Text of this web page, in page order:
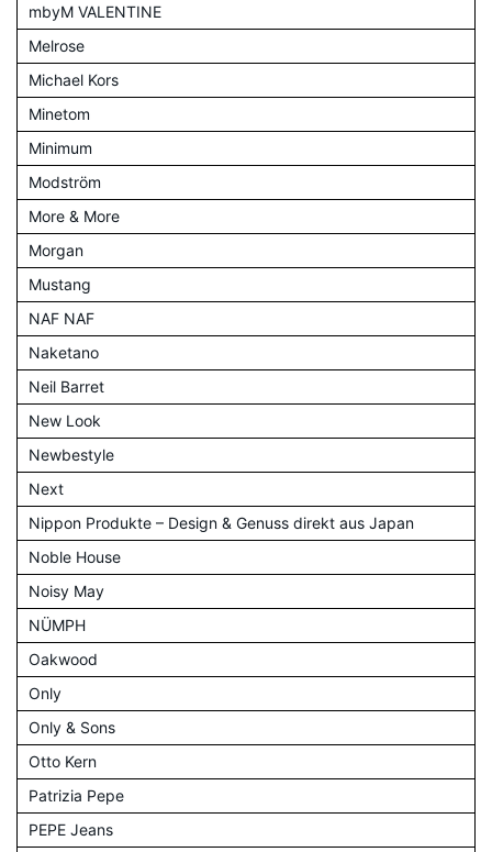
mbyM VALENTINE
Melrose
Michael Kors
Minetom
Minimum
Modström
More & More
Morgan
Mustang
NAF NAF
Naketano
Neil Barret
New Look
Newbestyle
Next
Nippon Produkte – Design & Genuss direkt aus Japan
Noble House
Noisy May
NÜMPH
Oakwood
Only
Only & Sons
Otto Kern
Patrizia Pepe
PEPE Jeans